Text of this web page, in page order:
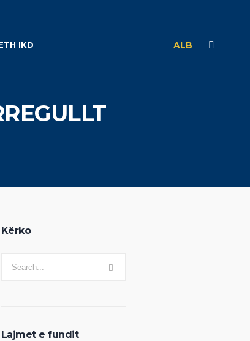
IKD ALB
Kërko
Lajmet e fundit